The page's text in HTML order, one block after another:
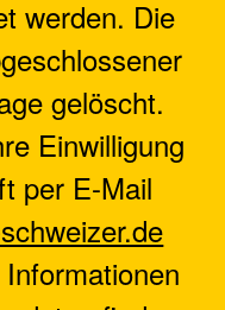
werden. Die
gelöscht.
Einwilligung
per E-Mail